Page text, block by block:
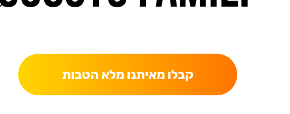
קבלו מאיתנו מלא הטבות